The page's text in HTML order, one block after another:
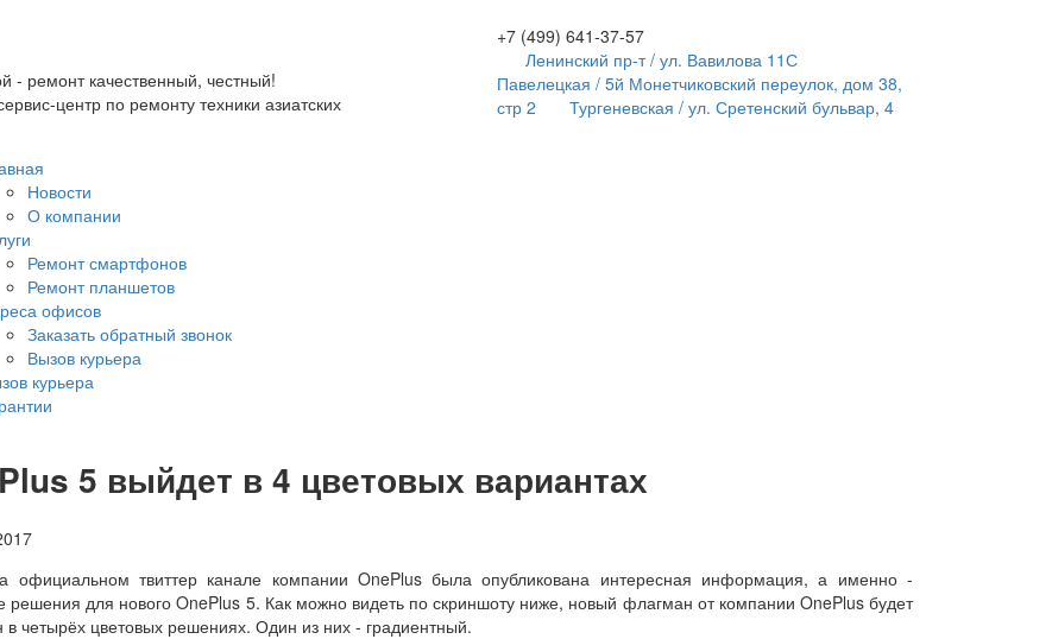
- ремонт качественный, честный!
центр по ремонту техники азиатских
+7 (499) 641-37-57
Ленинский пр-т / ул. Вавилова 11С
Павелецкая / 5й Монетчиковский переулок, дом 38,
стр 2
Тургеневская / ул. Сретенский бульвар, 4
Новости
О компании
Ремонт смартфонов
Ремонт планшетов
офисов
Заказать обратный звонок
Вызов курьера
курьера
5 выйдет в 4 цветовых вариантах
официальном твиттер канале компании OnePlus была опубликована интересная информация, а именно -
решения для нового OnePlus 5. Как можно видеть по скриншоту ниже, новый флагман от компании OnePlus будет
четырёх цветовых решениях. Один из них - градиентный.